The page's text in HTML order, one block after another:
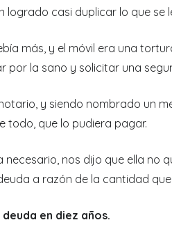
logrado casi duplicar lo que se
más, y el móvil era una
por la sano y solicitar una
y siendo nombrado un
todo, que lo pudiera pagar.
nos dijo que ella
a razón de la cantidad
en diez años.